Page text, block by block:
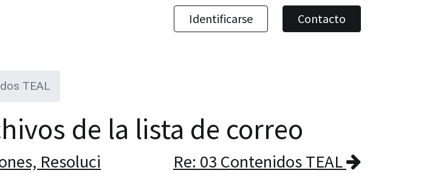
Identificarse
Contacto
TEAL
de la lista de correo
Resoluci
Re: 03 Contenidos TEAL